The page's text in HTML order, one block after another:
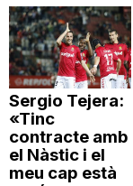
Sergio Tejera:
«Tinc
contracte amb
el Nàstic i el
meu cap està